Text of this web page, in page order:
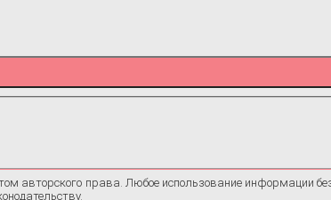
авторского права. Любое использование информации